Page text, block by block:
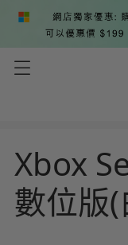
Xbox
數位版